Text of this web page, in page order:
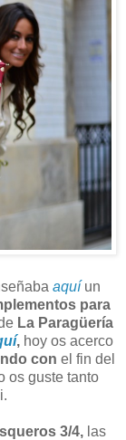
aquí un
para
La Paragüería
, hoy os acerco
con el fin del
os guste tanto
3/4,las